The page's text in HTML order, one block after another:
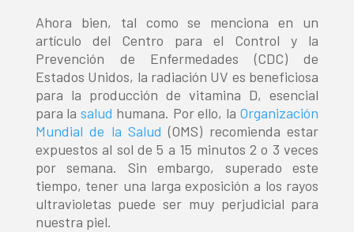
Ahora bien, tal como se menciona en un
artículo del Centro para el Control y la
Prevención de Enfermedades (CDC) de
Estados Unidos, la radiación UV es beneficiosa
para la producción de vitamina D, esencial
para la salud humana. Por ello, la Organización
Mundial de la Salud (OMS) recomienda estar
expuestos al sol de 5 a 15 minutos 2 o 3 veces
por semana. Sin embargo, superado este
tiempo, tener una larga exposición a los rayos
ultravioletas puede ser muy perjudicial para
nuestra piel.